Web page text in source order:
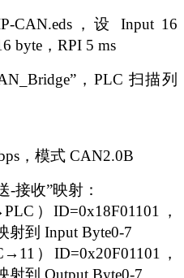
CAN.eds，设 Input 16
byte，RPI 5 ms
，PLC 扫描列
，模式 CAN2.0B
-接收”映射：
）ID=0x18F01101，
射到 Input Byte0-7
）ID=0x20F01101，
射到 Output Byte0-7